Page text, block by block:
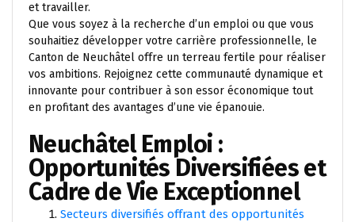
et travailler.
Que vous soyez à la recherche d’un emploi ou que vous
souhaitiez développer votre carrière professionnelle, le
Canton de Neuchâtel offre un terreau fertile pour réaliser
vos ambitions. Rejoignez cette communauté dynamique et
innovante pour contribuer à son essor économique tout
en profitant des avantages d’une vie épanouie.
Neuchâtel Emploi :
Opportunités Diversifiées et
Cadre de Vie Exceptionnel
Secteurs diversifiés offrant des opportunités